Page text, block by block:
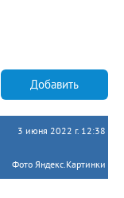
Добавить
3 июня 2022 г. 12:38
Фото Яндекс.Картинки